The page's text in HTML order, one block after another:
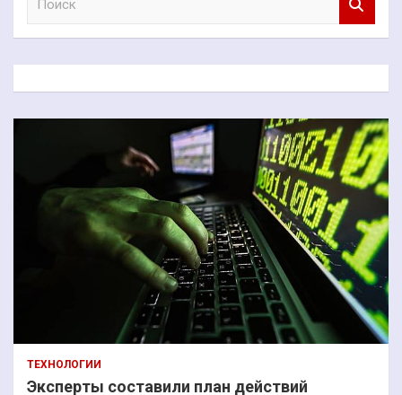
к
ТЕХНОЛОГИИ
Эксперты составили план действий